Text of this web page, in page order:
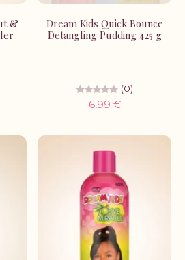
&
Dream Kids Quick Bounce
Detangling Pudding 425 g
(0)
6,99 €